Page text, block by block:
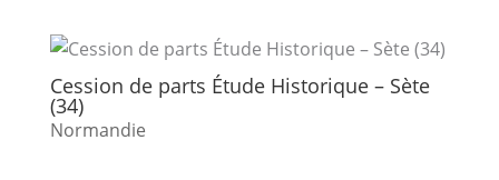
Cession de parts Étude Historique – Sète
(34)
Normandie